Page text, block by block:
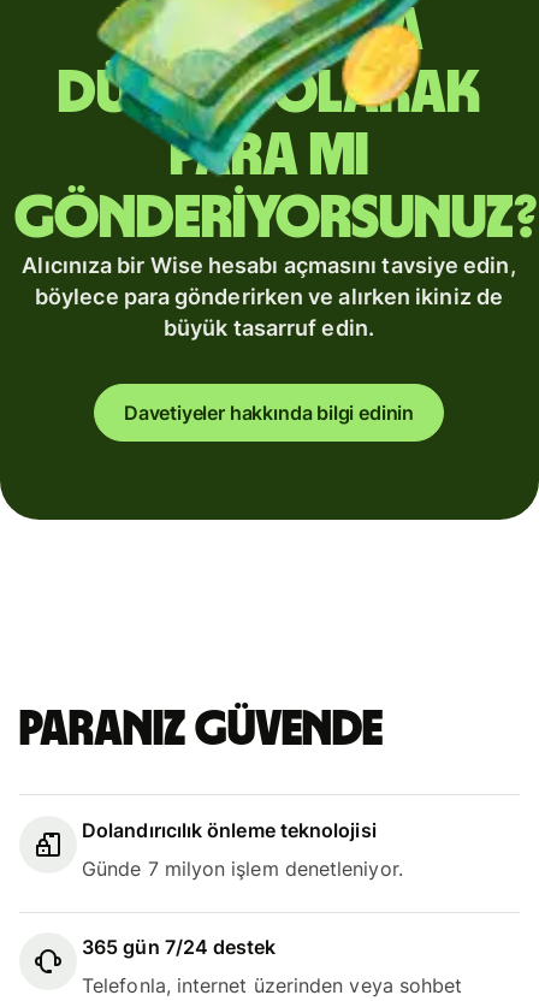
Yurt dışına
düzenli olarak
para mı
gönderiyorsunuz?
Alıcınıza bir Wise hesabı açmasını tavsiye edin,
böylece para gönderirken ve alırken ikiniz de
büyük tasarruf edin.
Davetiyeler hakkında bilgi edinin
Paranız güvende
Dolandırıcılık önleme teknolojisi
Günde 7 milyon işlem denetleniyor.
365 gün 7/24 destek
Telefonla, internet üzerinden veya sohbet